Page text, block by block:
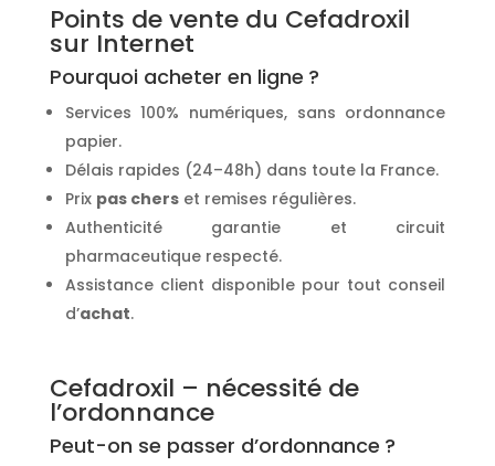
Points de vente du Cefadroxil
sur Internet
Pourquoi acheter en ligne ?
Services 100% numériques, sans ordonnance
papier.
Délais rapides (24–48h) dans toute la France.
Prix pas cherset remises régulières.
Authenticité garantie et circuit
pharmaceutique respecté.
Assistance client disponible pour tout conseil
d’achat.
Cefadroxil – nécessité de
l’ordonnance
Peut-on se passer d’ordonnance ?